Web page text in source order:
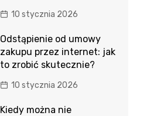
10 stycznia 2026
Odstąpienie od umowy
zakupu przez internet: jak
to zrobić skutecznie?
10 stycznia 2026
Kiedy można nie